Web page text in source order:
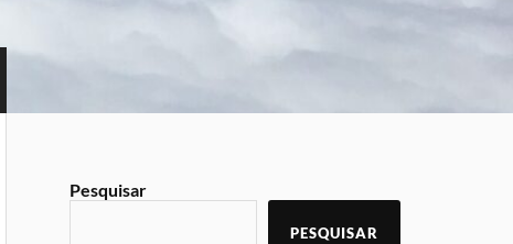
Pesquisar
PESQUISAR